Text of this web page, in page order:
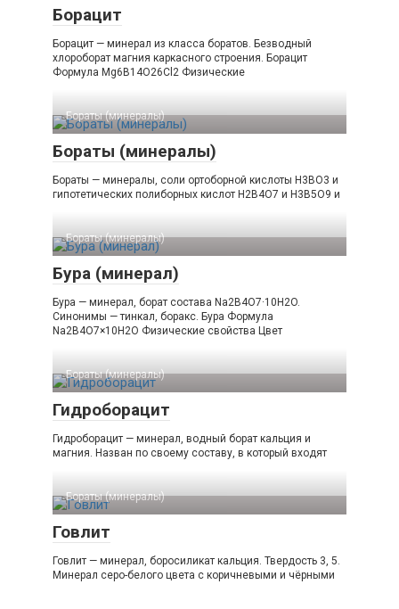
Борацит
Борацит — минерал из класса боратов. Безводный
хлороборат магния каркасного строения. Борацит
Формула Mg6B14O26Cl2 Физические
Бораты (минералы)‎
Бораты (минералы)
Бораты — минералы, соли ортоборной кислоты Н3ВО3 и
гипотетических полиборных кислот Н2В4О7 и Н3В5О9 и
Бораты (минералы)‎
Бура (минерал)
Бура — минерал, борат состава Na2B4O7·10H2O.
Синонимы — тинкал, боракс. Бура Формула
Na2B4O7×10H2O Физические свойства Цвет
Бораты (минералы)‎
Гидроборацит
Гидроборацит — минерал, водный борат кальция и
магния. Назван по своему составу, в который входят
Бораты (минералы)‎
Говлит
Говлит — минерал, боросиликат кальция. Твердость 3, 5.
Минерал серо-белого цвета с коричневыми и чёрными